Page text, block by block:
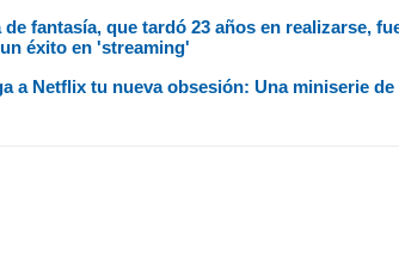
fantasía, que tardó 23 años en realizarse,
éxito en 'streaming'
a Netflix tu nueva obsesión: Una miniserie